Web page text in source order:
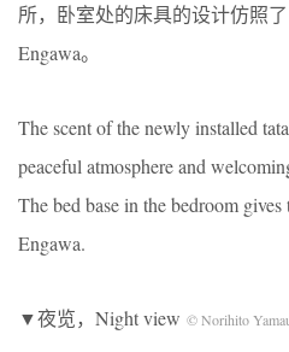
所，卧室处的床具的设计仿照
Engawa。
The scent of the newly installed
peaceful atmosphere and
The bed base in the bedroom
Engawa.
▼夜览，Night view © Norihito